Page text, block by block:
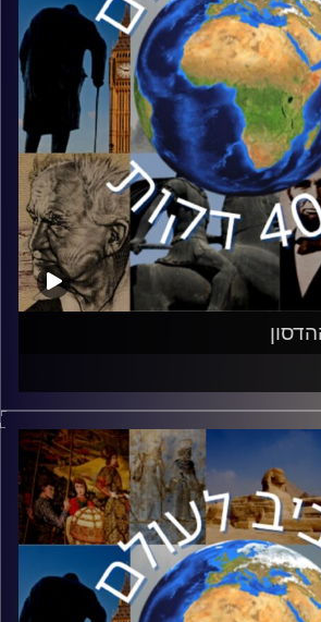
בשנתיים האחרונות חשפה את
של ישראל. חזית שנחשפה בשיא עוצמתה
והאתגר של ישראל בקרב הדור
הצעיר. אופיר דיין, חוקרת במכון למחקרי ביטחון לאומי ה INSS
על ההדסון״ מגיעה לעשות סדר
ישראל יכולה לנצח במאבק התודעתי.